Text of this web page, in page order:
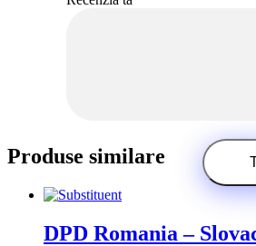
Produse similare
DPD Romania –